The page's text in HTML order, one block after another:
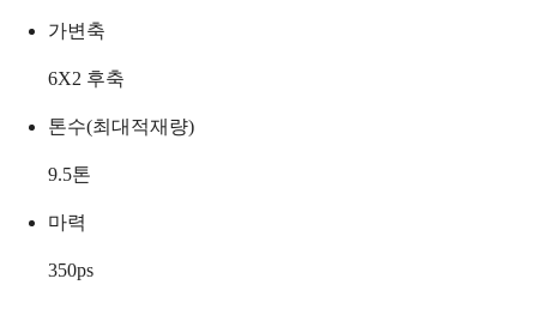
가변축
6X2 후축
톤수(최대적재량)
9.5톤
마력
350ps